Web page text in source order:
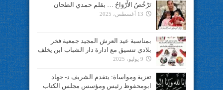
تَرْخُصُ الأَرْوَاحُ … بقلم حمدي الطحان
13 أغسطس، 2025
بمناسبة عيد العرش المجيد جمعية فخر
بلادي تنسيق مع ادارة دار الشباب ابن يخلف
9 يوليو، 2025
تعزية ومواساة: يتقدم الشريف د- جهاد
ابومحفوظ رئيس ومؤسس مجلس الكتاب